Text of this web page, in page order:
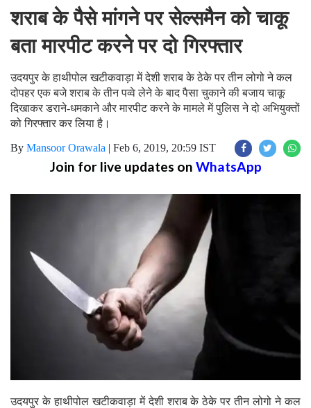
शराब के पैसे मांगने पर सेल्समैन को चाकू
बता मारपीट करने पर दो गिरफ्तार
उदयपुर के हाथीपोल खटीकवाड़ा में देशी शराब के ठेके पर तीन लोगो ने कल
दोपहर एक बजे शराब के तीन पव्वे लेने के बाद पैसा चुकाने की बजाय चाकू
दिखाकर डराने-धमकाने और मारपीट करने के मामले में पुलिस ने दो अभियुक्तों
को गिरफ्तार कर लिया है।
By Mansoor Orawala | Feb 6, 2019, 20:59 IST
Join for live updates on WhatsApp
उदयपुर के हाथीपोल खटीकवाड़ा में देशी शराब के ठेके पर तीन लोगो ने कल